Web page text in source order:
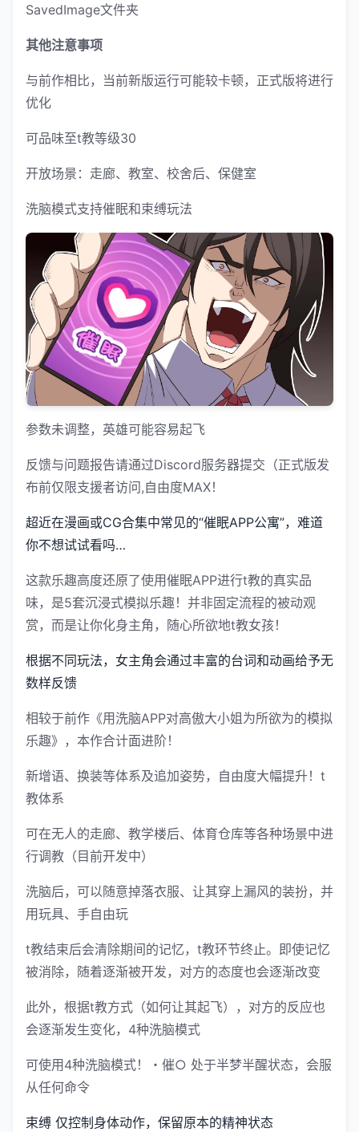
SavedImage文件夹
其他注意事项
与前作相比，当前新版运行可能较卡顿，正式版将进行
优化
可品味至t教等级30
开放场景：走廊、教室、校舍后、保健室
洗脑模式支持催眠和束缚玩法
参数未调整，英雄可能容易起飞
反馈与问题报告请通过Discord服务器提交（正式版发
布前仅限支援者访问,自由度MAX！
超近在漫画或CG合集中常见的“催眠APP公寓”，难道
你不想试试看吗…
这款乐趣高度还原了使用催眠APP进行t教的真实品
味，是5套沉浸式模拟乐趣！并非固定流程的被动观
赏，而是让你化身主角，随心所欲地t教女孩！
根据不同玩法，女主角会通过丰富的台词和动画给予无
数样反馈
相较于前作《用洗脑APP对高傲大小姐为所欲为的模拟
乐趣》，本作合计面进阶！
新增语、换装等体系及追加姿势，自由度大幅提升！t
教体系
可在无人的走廊、教学楼后、体育仓库等各种场景中进
行调教（目前开发中）
洗脑后，可以随意掉落衣服、让其穿上漏风的装扮，并
用玩具、手自由玩
t教结束后会清除期间的记忆，t教环节终止。即使记忆
被消除，随着逐渐被开发，对方的态度也会逐渐改变
此外，根据t教方式（如何让其起飞），对方的反应也
会逐渐发生变化，4种洗脑模式
可使用4种洗脑模式！・催○ 处于半梦半醒状态，会服
从任何命令
束缚 仅控制身体动作，保留原本的精神状态